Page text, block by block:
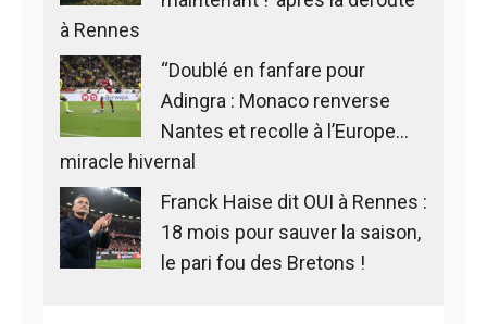
à Rennes
“Doublé en fanfare pour
Adingra : Monaco renverse
Nantes et recolle à l’Europe…
miracle hivernal
Franck Haise dit OUI à Rennes :
18 mois pour sauver la saison,
le pari fou des Bretons !